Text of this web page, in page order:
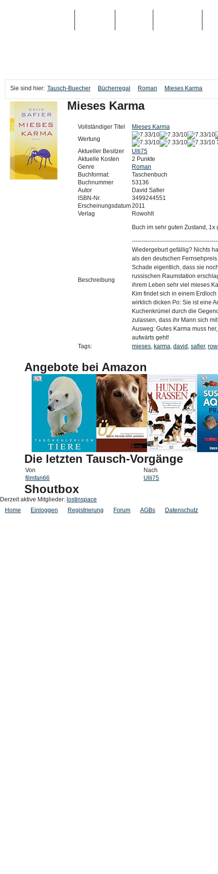
Sie sind hier: Tausch-Buecher Bücherregal Roman Mieses Karma
Mieses Karma
Vollständiger Titel
Mieses Karma
Wertung
Aktueller Besitzer
Ulli75
Aktuelle Kosten
2 Punkte
Genre
Roman
Buchformat:
Taschenbuch
Buchnummer
53136
Autor
David Safier
ISBN-Nr.
3499244551
Erscheinungsdatum2011
Verlag
Rowohlt
Beschreibung
Buch im sehr guten Zustand, 1x
Wiedergeburt gefällig? Nichts
als den deutschen
Schade eigentlich, dass sie
russischen Raumstation
ihrem Leben sehr viel mieses
Kim findet sich in einem
wirklich dicken Po: Sie ist eine
Kuchenkrümel durch die
zulassen, dass ihr Mann sich
Ausweg: Gutes Karma muss
aufwärts geht!
Tags:
mieses, karma, david , safier,
Angebote bei Amazon
Die letzten Tausch-Vorgänge
Von
Nach
filmfan66
Ulli75
Shoutbox
Derzeit aktive Mitglieder: lostinspace
Home
Einloggen Registrierung Forum AGBs Datenschutz